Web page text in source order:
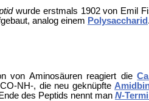
wurde erstmals 1902 von Emil
analog einem Polysaccharid
von Aminosäuren reagiert die
NH-, die neu geknüpfte
des Peptids nennt man N-